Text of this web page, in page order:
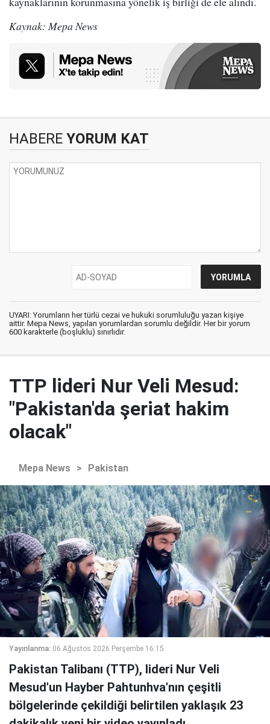
Kaynak: Mepa News
HABERE YORUM KAT
UYARI: Yorumların her türlü cezai ve hukuki sorumluluğu yazan kişiye
aittir. Mepa News, yapılan yorumlardan sorumlu değildir. Her bir yorum
600 karakterle (boşluklu) sınırlıdır.
TTP lideri Nur Veli Mesud:
"Pakistan'da şeriat hakim
olacak"
Mepa News > Pakistan
Yayınlanma: 06 Ağustos 2026 Perşembe 16:15
Pakistan Talibanı (TTP), lideri Nur Veli
Mesud'un Hayber Pahtunhva'nın çeşitli
bölgelerinde çekildiği belirtilen yaklaşık 23